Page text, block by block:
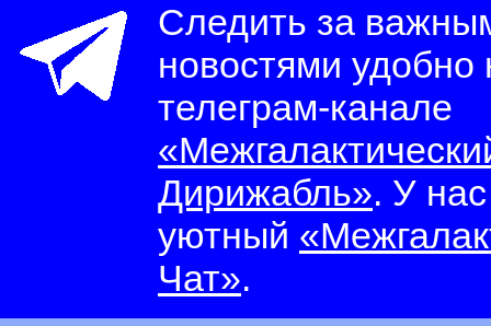
Следить за
новостями
телеграм-канале
Дирижабль». У
уютный
Чат».